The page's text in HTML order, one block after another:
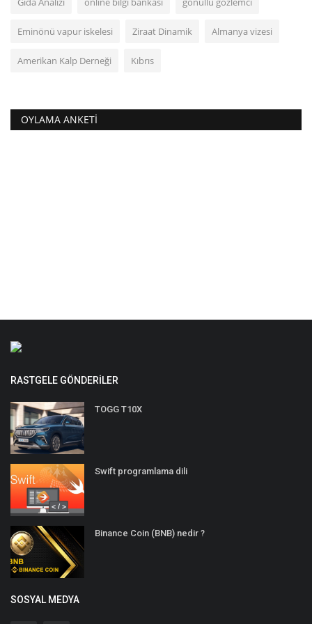
Eminönü vapur iskelesi Ziraat Dinamik Almanya vizesi
Amerikan Kalp Derneği Kıbrıs
OYLAMA ANKETI
RASTGELE GÖNDERILER
TOGG T10X
Swift programlama dili
Binance Coin (BNB) nedir ?
SOSYAL MEDYA